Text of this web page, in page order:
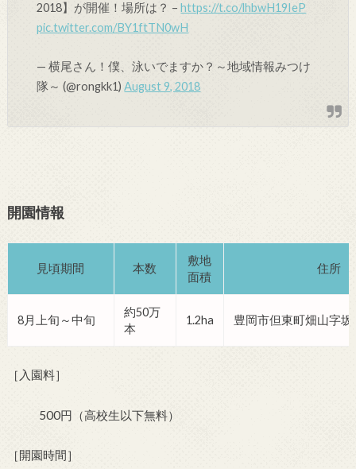
2018】が開催！場所は？ –https://t.co/lhbwH19IeP
pic.twitter.com/BY1ftTN0wH
— 横尾さん！僕、泳いでますか？～地域情報みつけ
隊～ (@rongkk1)August 9, 2018
開園情報
見頃期間 本数
敷地
面積
住所
8月上旬～中旬
約50万
本
1.2ha 豊岡市但東町畑山字坂
［入園料］
500円（高校生以下無料）
［開園時間］